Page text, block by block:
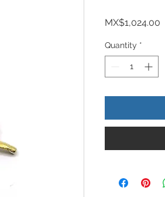
MX$1,024.00
Quantity *